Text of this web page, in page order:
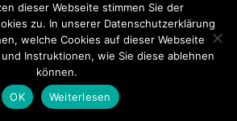
© 2026 GALERIE WILMA TOLKSDORF
// CONTACT
dieser Webseite stimmen Sie der
zu. In unserer Datenschutzerklärung
welche Cookies auf dieser Webseite
Instruktionen, wie Sie diese ablehnen
können.
OK
Weiterlesen